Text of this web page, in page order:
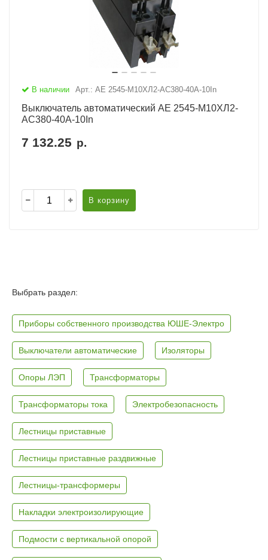
В наличии Арт.: АЕ 2545-М10ХЛ2-AC380-40А-10In
Выключатель автоматический АЕ 2545-М10ХЛ2-
AC380-40А-10In
7 132.25 р.
В корзину
Выбрать раздел:
Приборы собственного производства ЮШЕ-Электро
Выключатели автоматические Изоляторы
Опоры ЛЭП Трансформаторы
Трансформаторы тока Электробезопасность
Лестницы приставные
Лестницы приставные раздвижные
Лестницы-трансформеры
Накладки электроизолирующие
Подмости с вертикальной опорой